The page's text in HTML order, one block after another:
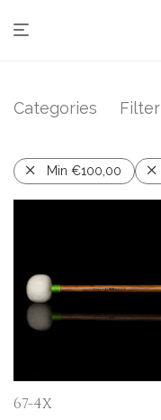
Categories Filter
Min €100,00
67-4X